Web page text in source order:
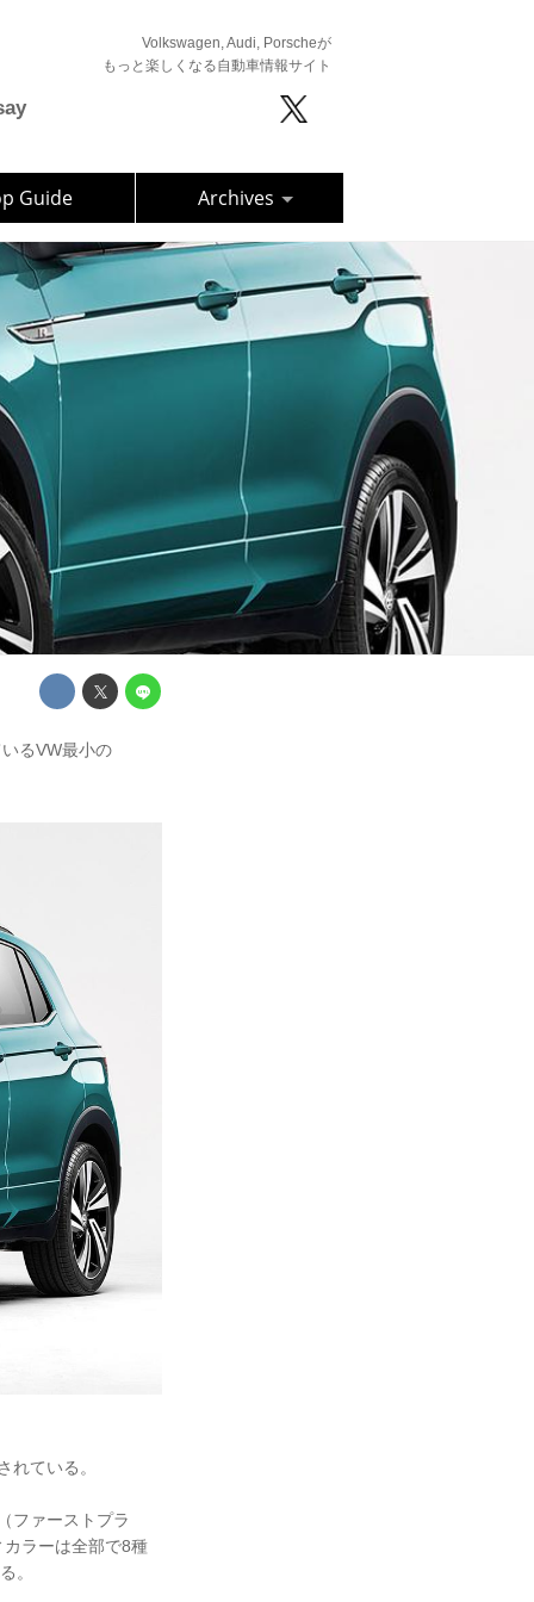
Volkswagen, Audi, Porscheが
もっと楽しくなる自動車情報サイト
Guide Archives
るVW最小の
ている。
ファーストプラ
ラーは全部で8種
。